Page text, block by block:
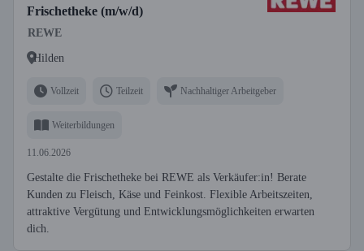
Frischetheke (m/w/d)
REWE
Hilden
Vollzeit Teilzeit Nachhaltiger Arbeitgeber
Weiterbildungen
11.06.2026
Gestalte die Frischetheke bei REWE als Verkäufer:in! Berate
Kunden zu Fleisch, Käse und Feinkost. Flexible Arbeitszeiten,
attraktive Vergütung und Entwicklungsmöglichkeiten erwarten
dich.